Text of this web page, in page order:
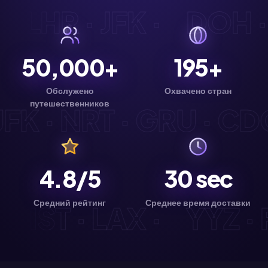
LHR · JFK ·
· NRT · GRU ·
· IST · LAX · YYZ
50,000+
Обслужено
путешественников
195+
Охвачено стран
4.8/5
Средний рейтинг
30sec
Среднее время доставки